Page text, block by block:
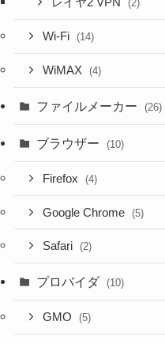
(2)
Wi-Fi (14)
WiMAX (4)
ファイルメーカー (26)
ブラウザー (10)
Firefox (4)
Google Chrome (5)
Safari (2)
プロバイダ (10)
GMO (5)